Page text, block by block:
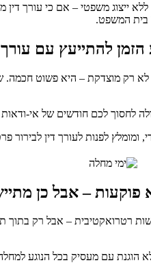
ייצוג משפטי – אם כי עורך
בית המשפט.
להתייעץ עם עורך
רק מוצדקת – היא פשוט
לחסוך לכם חודשים של אי-ודאות
ומומלץ לפנות לעורך דין לבירור
פוקעות – אבל כן
רטרואקטיבית – אבל רק
עם מעסיק בכל הנוגע